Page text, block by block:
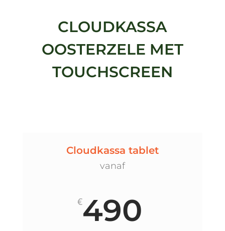
CLOUDKASSA
OOSTERZELE MET
TOUCHSCREEN
Cloudkassa tablet
vanaf
€490